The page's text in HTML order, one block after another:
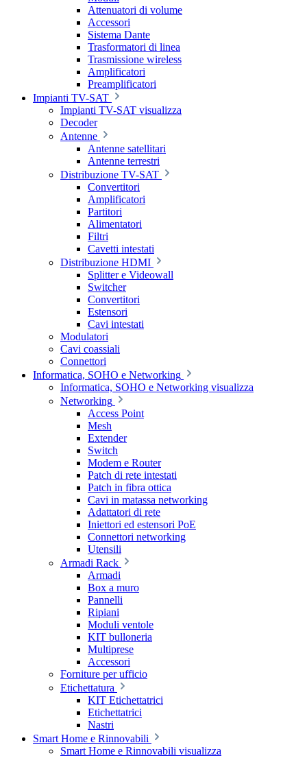
Attenuatori di volume
Accessori
Sistema Dante
Trasformatori di linea
Trasmissione wireless
Amplificatori
Preamplificatori
Impianti TV-SAT
Impianti TV-SAT visualizza
Decoder
Antenne
Antenne satellitari
Antenne terrestri
Distribuzione TV-SAT
Convertitori
Amplificatori
Partitori
Alimentatori
Filtri
Cavetti intestati
Distribuzione HDMI
Splitter e Videowall
Switcher
Convertitori
Estensori
Cavi intestati
Modulatori
Cavi coassiali
Connettori
Informatica, SOHO e Networking
Informatica, SOHO e Networking visualizza
Networking
Access Point
Mesh
Extender
Switch
Modem e Router
Patch di rete intestati
Patch in fibra ottica
Cavi in matassa networking
Adattatori di rete
Iniettori ed estensori PoE
Connettori networking
Utensili
Armadi Rack
Armadi
Box a muro
Pannelli
Ripiani
Moduli ventole
KIT bulloneria
Multiprese
Accessori
Forniture per ufficio
Etichettatura
KIT Etichettatrici
Etichettatrici
Nastri
Smart Home e Rinnovabili
Smart Home e Rinnovabili visualizza